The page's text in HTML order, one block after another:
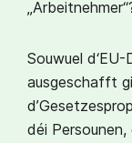
Souwuel
ausgeschafft
déi